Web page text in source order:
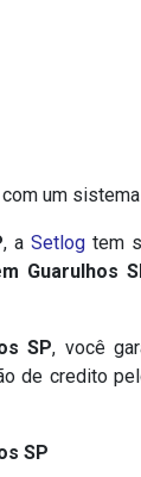
com um
, aSetlog tem
Guarulhos
SP, você
de credito
SP